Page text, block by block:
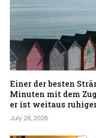
Einer der besten
Minuten mit dem
er ist weitaus
July 28, 2026